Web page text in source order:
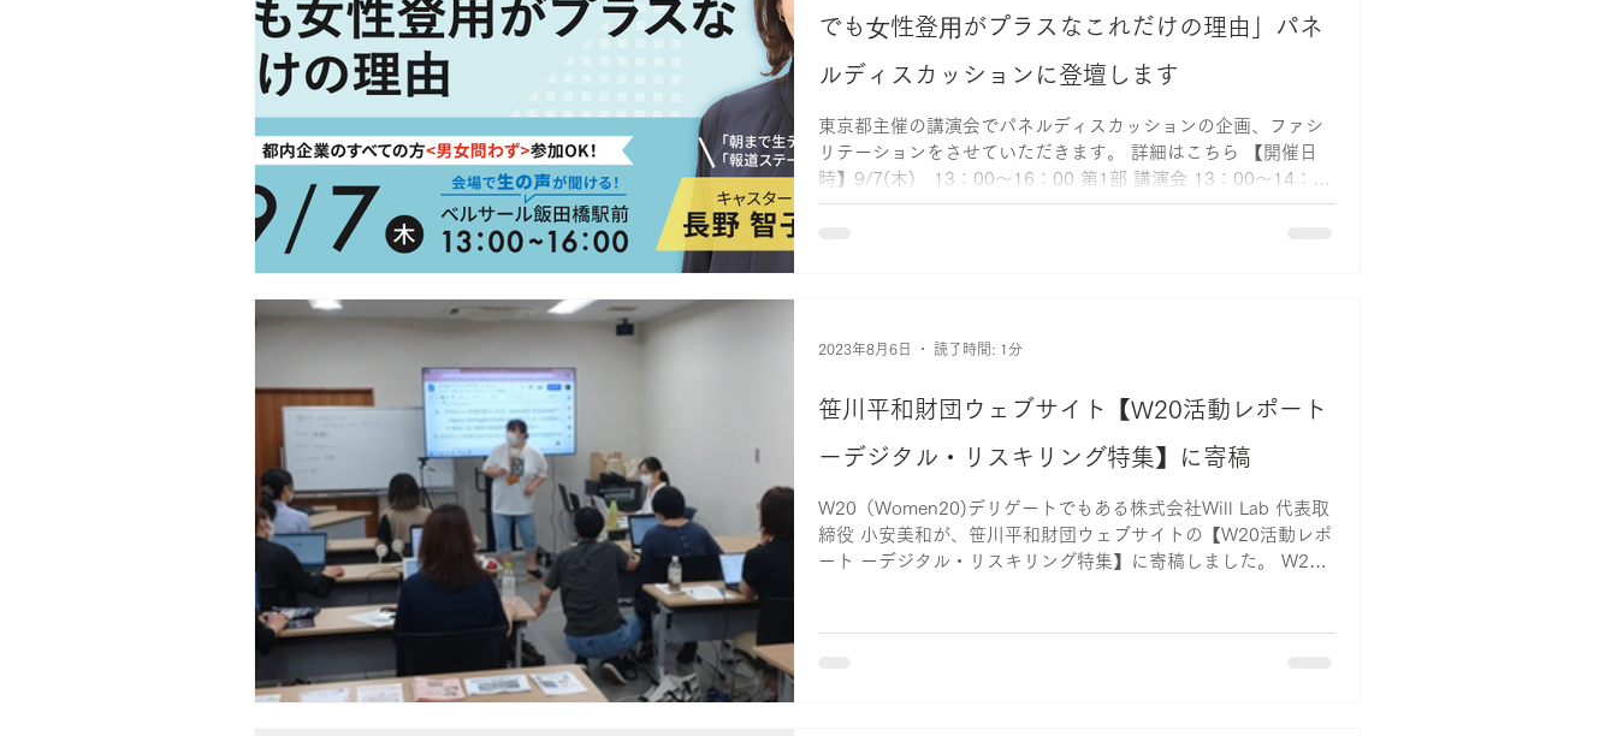
でも⼥性登⽤がプラスなこれだけの理由」パネ
ルディスカッションに登壇します
東京都主催の講演会でパネルディスカッションの企画、ファシ
リテーションをさせていただきます。 詳細はこちら 【開催日
時】9/7(木) 13：00～16：00 第1部 講演会 13：00〜14：
20(開場 12：30) 第2部 パネルディスカッション 14：30〜
笹川平和財団ウェブサイト【W20活動レポート
ーデジタル・リスキリング特集】に寄稿
W20（Women20)デリゲートでもある株式会社Will Lab 代表取
締役 小安美和が、笹川平和財団ウェブサイトの【W20活動レポ
ート ーデジタル・リスキリング特集】に寄稿しました。 W20
2023年8月6日 読了時間: 1分